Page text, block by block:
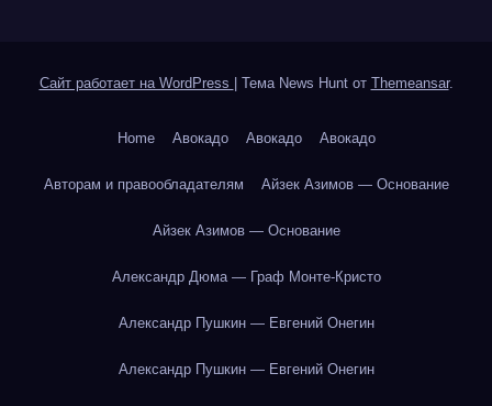
Сайт работает на WordPress Тема News Hunt от Themeansar.
Home Авокадо Авокадо Авокадо
Авторам и правообладателям Айзек Азимов — Основание
Айзек Азимов — Основание
Александр Дюма — Граф Монте-Кристо
Александр Пушкин — Евгений Онегин
Александр Пушкин — Евгений Онегин